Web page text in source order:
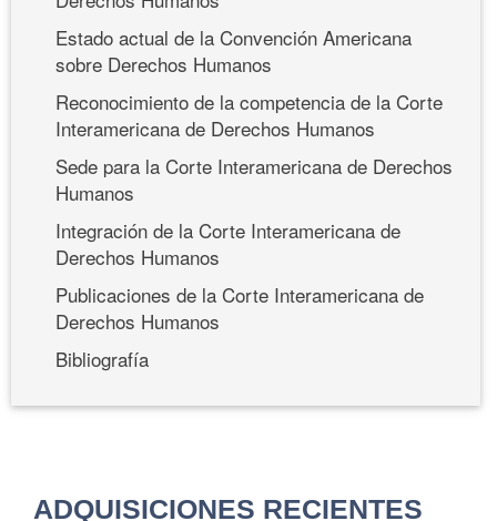
Estado actual de la Convención Americana
sobre Derechos Humanos
Reconocimiento de la competencia de la Corte
Interamericana de Derechos Humanos
Sede para la Corte Interamericana de Derechos
Humanos
Integración de la Corte Interamericana de
Derechos Humanos
Publicaciones de la Corte Interamericana de
Derechos Humanos
Bibliografía
ADQUISICIONES RECIENTES